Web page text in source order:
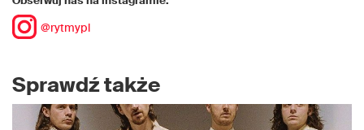
@rytmypl
Sprawdź także